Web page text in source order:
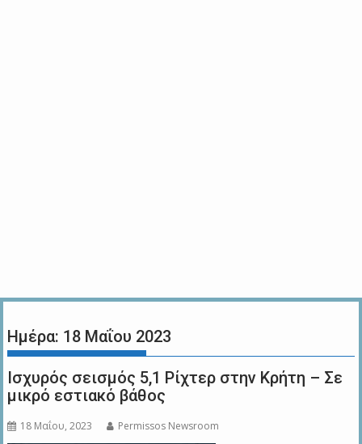
Ημέρα: 18 Μαΐου 2023
Ισχυρός σεισμός 5,1 Ρίχτερ στην Κρήτη – Σε
μικρό εστιακό βάθος
18 Μαΐου, 2023 Permissos Newsroom